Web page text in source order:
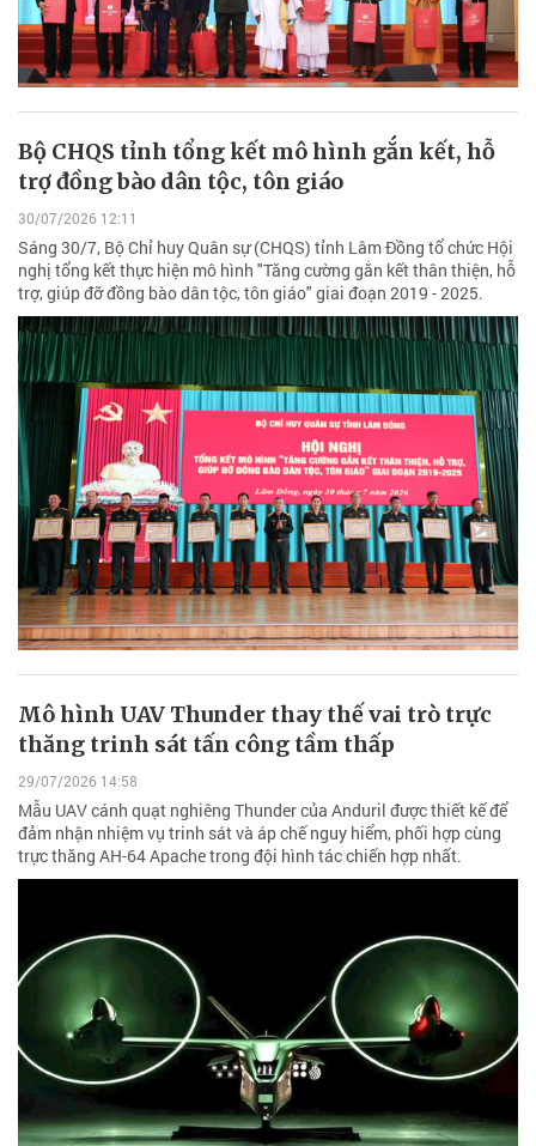
Bộ CHQS tỉnh tổng kết mô hình gắn kết, hỗ
trợ đồng bào dân tộc, tôn giáo
30/07/2026 12:11
Sáng 30/7, Bộ Chỉ huy Quân sự (CHQS) tỉnh Lâm Đồng tổ chức Hội
nghị tổng kết thực hiện mô hình "Tăng cường gắn kết thân thiện, hỗ
trợ, giúp đỡ đồng bào dân tộc, tôn giáo" giai đoạn 2019 - 2025.
Mô hình UAV Thunder thay thế vai trò trực
thăng trinh sát tấn công tầm thấp
29/07/2026 14:58
Mẫu UAV cánh quạt nghiêng Thunder của Anduril được thiết kế để
đảm nhận nhiệm vụ trinh sát và áp chế nguy hiểm, phối hợp cùng
trực thăng AH-64 Apache trong đội hình tác chiến hợp nhất.